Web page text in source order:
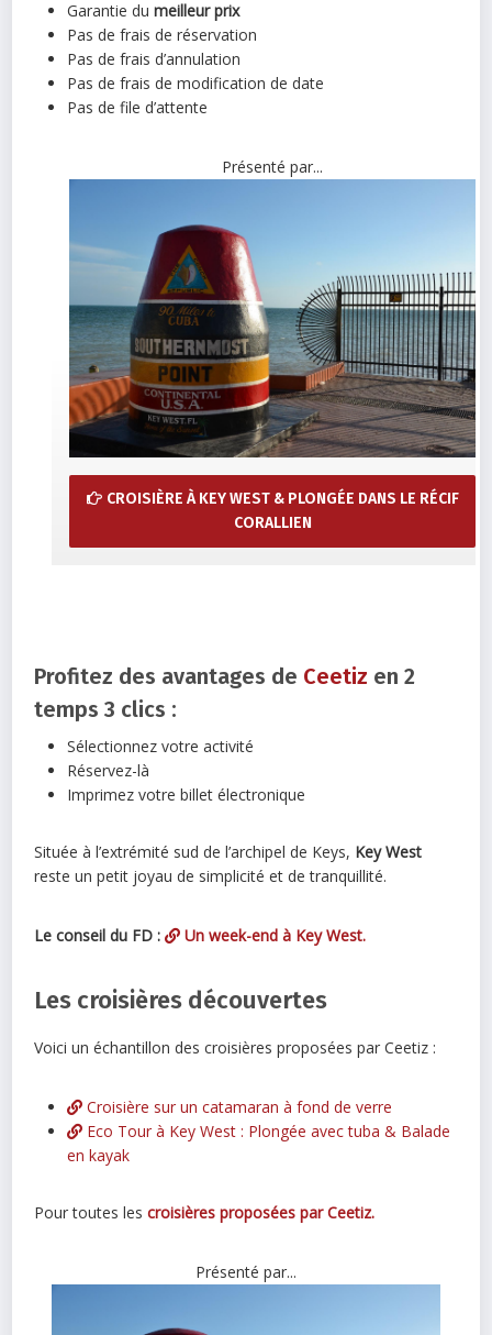
Garantie dumeilleur prix
Pas de frais de réservation
Pas de frais d’annulation
Pas de frais de modification de date
Pas de file d’attente
Présenté par...
CROISIÈRE À KEY WEST & PLONGÉE DANS LE RÉCIF
CORALLIEN
Profitez des avantages de Ceetiz en 2
temps 3 clics :
Sélectionnez votre activité
Réservez-là
Imprimez votre billet électronique
Située à l’extrémité sud de l’archipel de Keys, Key West
reste un petit joyau de simplicité et de tranquillité.
Le conseil du FD : Un week-end à Key West.
Les croisières découvertes
Voici un échantillon des croisières proposées par Ceetiz :
Croisière sur un catamaran à fond de verre
Eco Tour à Key West : Plongée avec tuba & Balade
en kayak
Pour toutes lescroisières proposées par Ceetiz.
Présenté par...